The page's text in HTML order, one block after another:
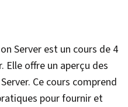
Server est un cours de 4
Elle offre un aperçu des
Ce cours comprend
pour fournir et